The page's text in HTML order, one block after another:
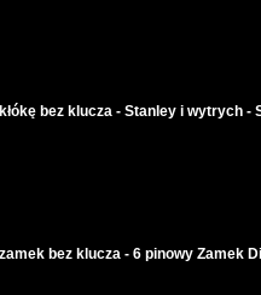
bez klucza - Stanley i wytrych -
bez klucza - 6 pinowy Zamek